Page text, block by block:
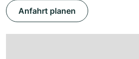
Anfahrt planen